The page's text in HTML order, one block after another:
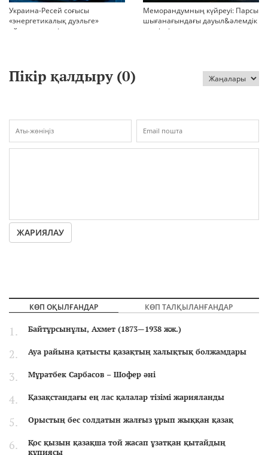
Украина-Ресей соғысы
«энергетикалық дуэльге»
айналып кетті
Меморандумның күйреуі: Парсы
шығанағындағы дауыл&әлемдік
тәртіптің сын сағаты соғып тұр
Пікір қалдыру (0)
ЖАРИЯЛАУ
КӨП ОҚЫЛҒАНДАР КӨП ТАЛҚЫЛАНҒАНДАР
Байтұрсынұлы, Ахмет (1873—1938 жж.)
Ауа райына қатысты қазақтың халықтық болжамдары
Мұратбек Сарбасов – Шофер әні
Қазақстандағы ең лас қалалар тізімі жарияланды
Орыстың бес солдатын жалғыз ұрып жыққан қазақ
Қос қызын қазақша той жасап ұзатқан қытайдың
құпиясы